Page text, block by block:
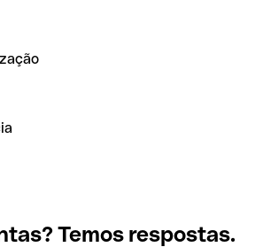
Temos respostas.